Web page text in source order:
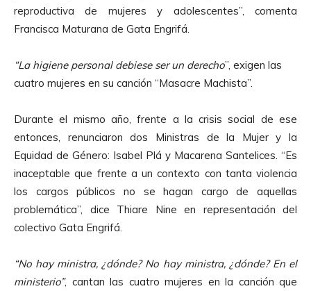
reproductiva de mujeres y adolescentes”, comenta
Francisca Maturana de Gata Engrifá.
“La higiene personal debiese ser un derecho”, exigen las
cuatro mujeres en su canción “Masacre Machista”.
Durante el mismo año, frente a la crisis social de ese
entonces, renunciaron dos Ministras de la Mujer y la
Equidad de Género: Isabel Plá y Macarena Santelices. “Es
inaceptable que frente a un contexto con tanta violencia
los cargos públicos no se hagan cargo de aquellas
problemática”, dice Thiare Nine en representación del
colectivo Gata Engrifá.
“No hay ministra, ¿dónde? No hay ministra, ¿dónde? En el
ministerio”, cantan las cuatro mujeres en la canción que